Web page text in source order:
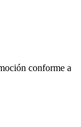
conforme a